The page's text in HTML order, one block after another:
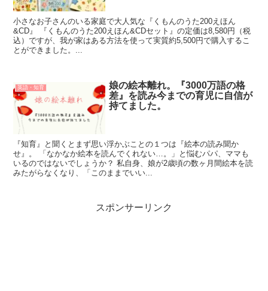
小さなお子さんのいる家庭で大人気な『くもんのうた200えほん
&CD』 『くもんのうた200えほん&CDセット』の定価は8,580円（税
込）ですが、我が家はある方法を使って実質約5,500円で購入するこ
とができました。...
英語・知育
娘の絵本離れ。『3000万語の格
差』を読み今までの育児に自信が
持てました。
『知育』と聞くとまず思い浮かぶことの１つは『絵本の読み聞か
せ』。 「なかなか絵本を読んでくれない…。」と悩むパパ、ママも
いるのではないでしょうか？ 私自身、娘が2歳頃の数ヶ月間絵本を読
みたがらなくなり、「このままでいい...
スポンサーリンク